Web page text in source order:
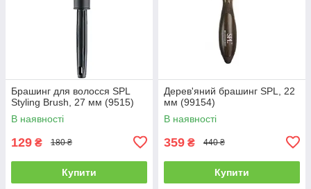
Брашинг для волосся SPL
Styling Brush, 27 мм (9515)
В наявності
129 ₴ 180 ₴
Купити
Дерев'яний брашинг SPL, 22
мм (99154)
В наявності
359 ₴ 440 ₴
Купити